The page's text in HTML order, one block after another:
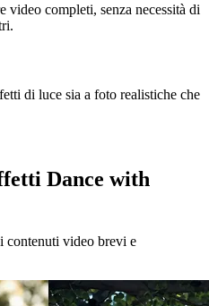
video completi, senza necessità di
di luce sia a foto realistiche che
Dance with
contenuti video brevi e